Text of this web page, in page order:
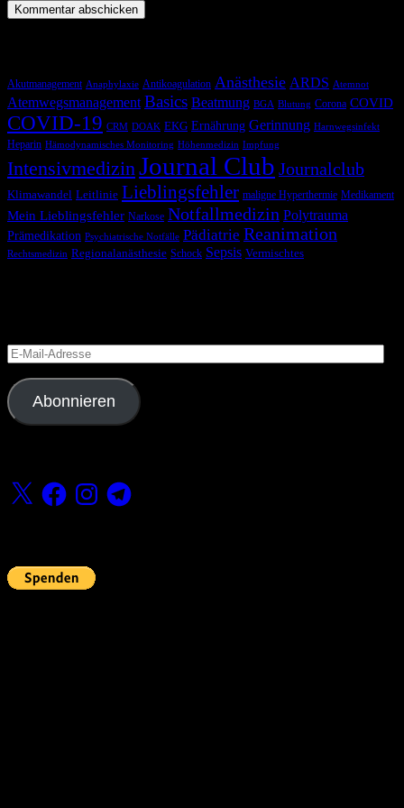
Akutmanagement Anaphylaxie Antikoagulation Anästhesie ARDS Atemnot
Atemwegsmanagement Basics Beatmung BGA Blutung Corona COVID
COVID-19 CRM DOAK EKG Ernährung Gerinnung Harnwegsinfekt
Heparin Hämodynamisches Monitoring Höhenmedizin Impfung
Intensivmedizin Journal Club Journalclub
Klimawandel Leitlinie Lieblingsfehler maligne Hyperthermie Medikament
Mein Lieblingsfehler Narkose Notfallmedizin Polytrauma
Prämedikation Psychiatrische Notfälle Pädiatrie Reanimation
Rechtsmedizin Regionalanästhesie Schock Sepsis Vermischtes
E-
Mail-
Adresse
Abonnieren
X FacebookInstagramTelegram